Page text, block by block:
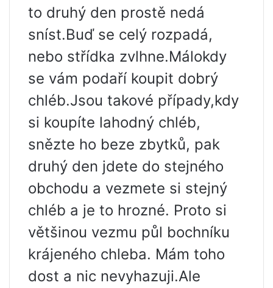
to druhý den prostě nedá
sníst.Buď se celý rozpadá,
nebo střídka zvlhne.Málokdy
se vám podaří koupit dobrý
chléb.Jsou takové případy,kdy
si koupíte lahodný chléb,
snězte ho beze zbytků, pak
druhý den jdete do stejného
obchodu a vezmete si stejný
chléb a je to hrozné. Proto si
většinou vezmu půl bochníku
krájeného chleba. Mám toho
dost a nic nevyhazuji.Ale